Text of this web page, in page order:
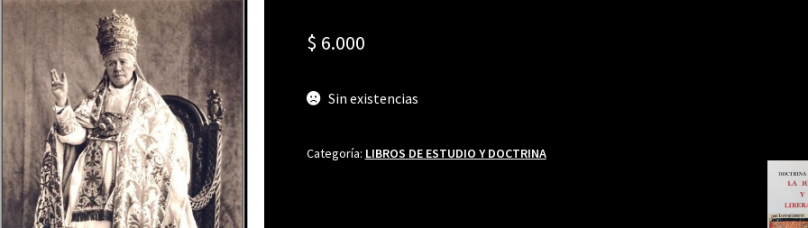
$ 6.000
Sin existencias
Categoría: LIBROS DE ESTUDIO Y DOCTRINA